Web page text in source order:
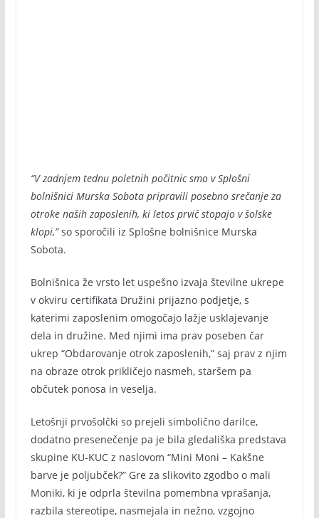
“V zadnjem tednu poletnih počitnic smo v Splošni
bolnišnici Murska Sobota pripravili posebno srečanje za
otroke naših zaposlenih, ki letos prvič stopajo v šolske
klopi,”so sporočili iz Splošne bolnišnice Murska
Sobota.
Bolnišnica že vrsto let uspešno izvaja številne ukrepe
v okviru certifikata Družini prijazno podjetje, s
katerimi zaposlenim omogočajo lažje usklajevanje
dela in družine. Med njimi ima prav poseben čar
ukrep “Obdarovanje otrok zaposlenih,” saj prav z njim
na obraze otrok prikličejo nasmeh, staršem pa
občutek ponosa in veselja.
Letošnji prvošolčki so prejeli simbolično darilce,
dodatno presenečenje pa je bila gledališka predstava
skupine KU-KUC z naslovom “Mini Moni – Kakšne
barve je poljubček?” Gre za slikovito zgodbo o mali
Moniki, ki je odprla številna pomembna vprašanja,
razbila stereotipe, nasmejala in nežno, vzgojno